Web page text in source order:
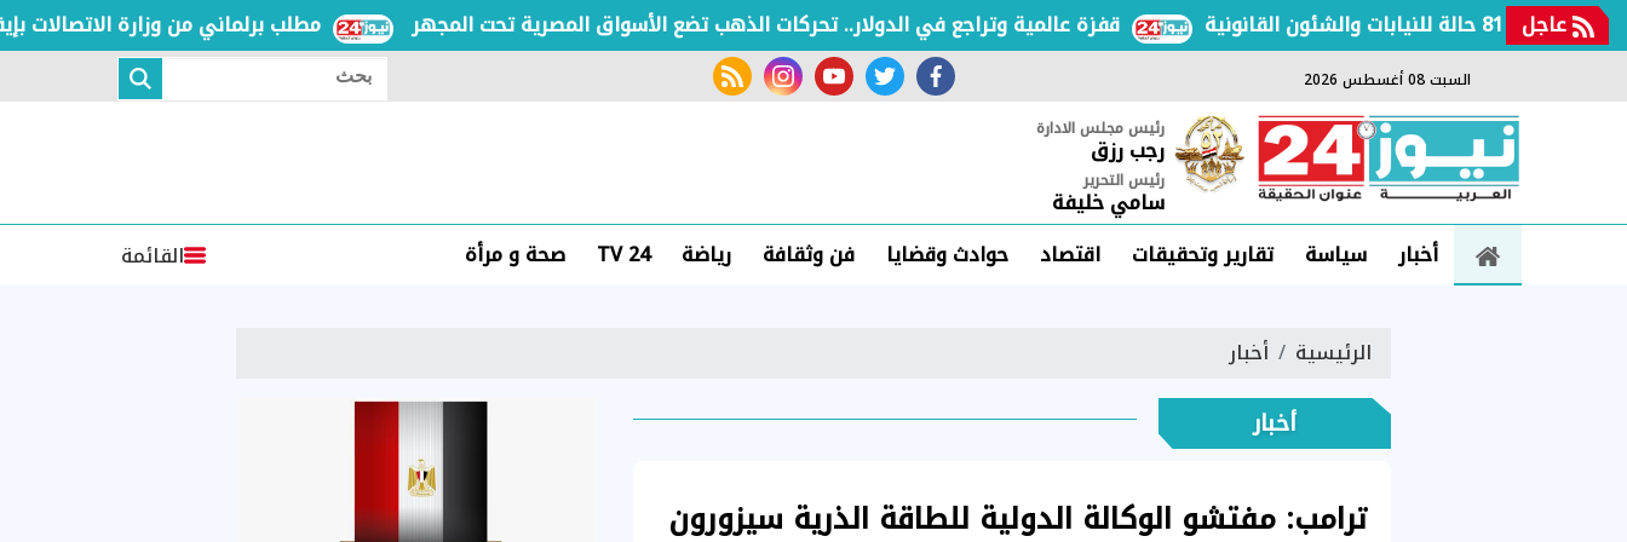
عاجل مطلب برلماني من وزارة الاتصالات قفزة عالمية وتراجع في الدولار.. تحركات الذهب تضع الأسواق المصرية تحت المجهر
السبت 08 أغسطس 2026 facebook
twitter
youtube
instagram
rss feed
بحث
رئيس مجلس الادارة
رجب رزق
رئيس التحرير
سامي خليفة
أخبار
سياسة تقارير وتحقيقات اقتصاد حوادث وقضايا فن وثقافة رياضة TV 24 صحة و مرأة القائمة
الرئيسية أخبار
أخبار
ترامب: مفتشو الوكالة الدولية للطاقة الذرية سيزورون